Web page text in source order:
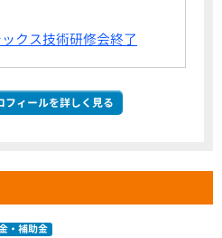
クス技術研修会終了
フィールを詳しく見る
・補助金